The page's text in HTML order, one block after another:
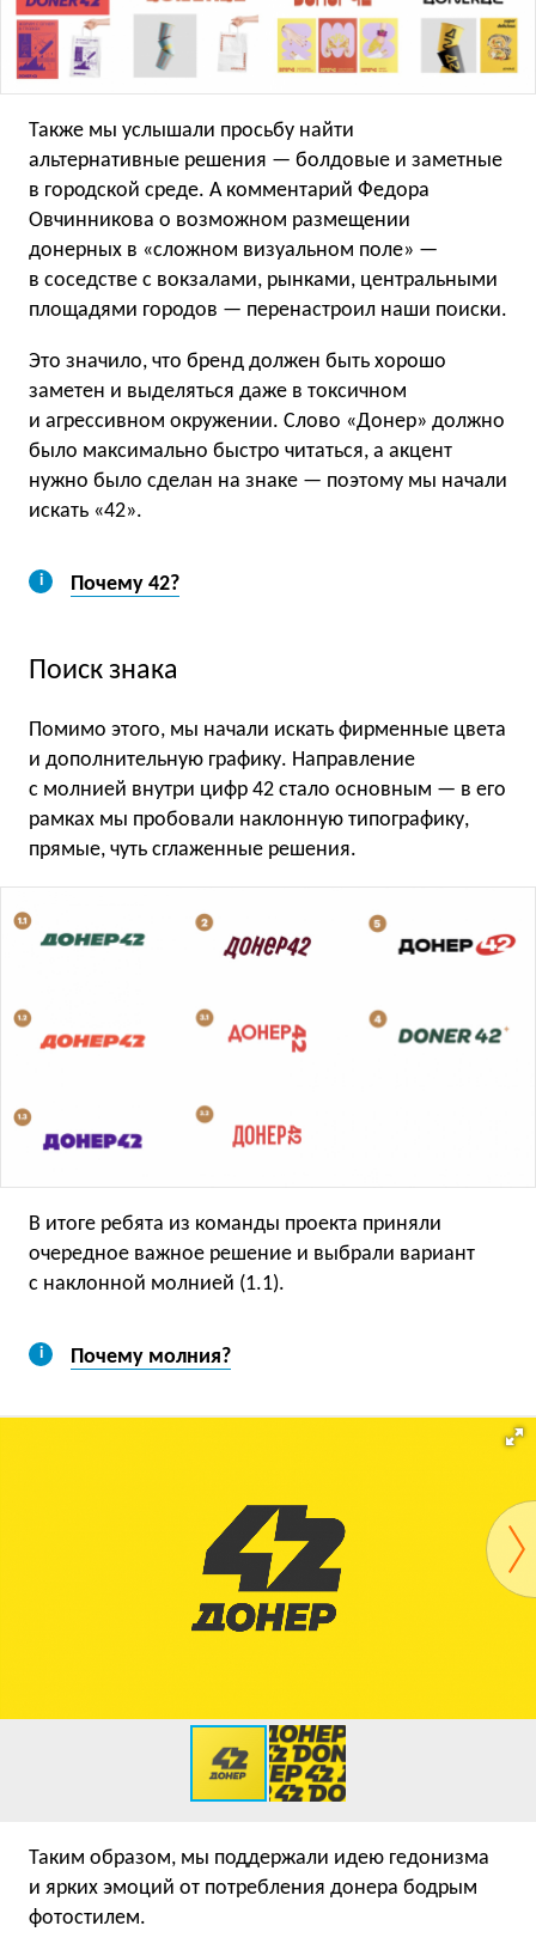
Также мы услышали просьбу найти
альтернативные решения — болдовые и заметные
в городской среде. А комментарий Федора
Овчинникова о возможном размещении
донерных в «сложном визуальном поле» —
в соседстве с вокзалами, рынками, центральными
площадями городов — перенастроил наши поиски.
Это значило, что бренд должен быть хорошо
заметен и выделяться даже в токсичном
и агрессивном окружении. Слово «Донер» должно
было максимально быстро читаться, а акцент
нужно было сделан на знаке — поэтому мы начали
искать «42».
Почему 42?
Поиск знака
Помимо этого, мы начали искать фирменные цвета
и дополнительную графику. Направление
с молнией внутри цифр 42 стало основным — в его
рамках мы пробовали наклонную типографику,
прямые, чуть сглаженные решения.
В итоге ребята из команды проекта приняли
очередное важное решение и выбрали вариант
с наклонной молнией (1.1).
Почему молния?
Таким образом, мы поддержали идею гедонизма
и ярких эмоций от потребления донера бодрым
фотостилем.